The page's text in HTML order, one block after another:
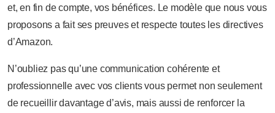
et, en fin de compte, vos bénéfices. Le modèle que nous vous
proposons a fait ses preuves et respecte toutes les directives
d’Amazon.
N’oubliez pas qu’une communication cohérente et
professionnelle avec vos clients vous permet non seulement
de recueillir davantage d’avis, mais aussi de renforcer la